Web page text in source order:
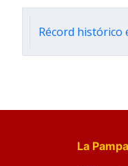
Récord histórico
La Pampa